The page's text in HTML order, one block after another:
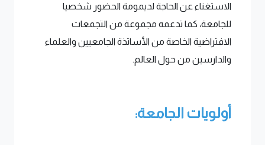
الاستغناء عن الحاجة لديمومة الحضور شخصيا
للجامعة، كما تدعمه مجموعة من التجمعات
الافتراضية الخاصة من الأساتذة الجامعيين والعلماء
والدارسين من حول العالم.
أولويات الجامعة: